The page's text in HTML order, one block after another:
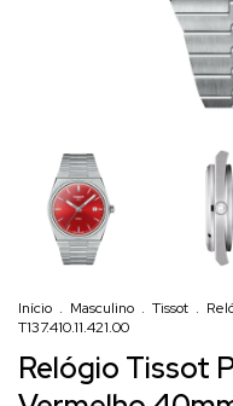
Início . Masculino . Tissot .
T137.410.11.421.00
Relógio Tissot